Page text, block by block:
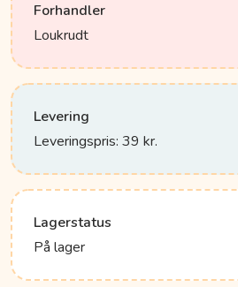
Forhandler
Loukrudt
Levering
Leveringspris: 39 kr.
Lagerstatus
På lager